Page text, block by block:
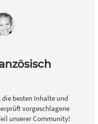
besten Inhalte und
vorgeschlagene
unserer Community!